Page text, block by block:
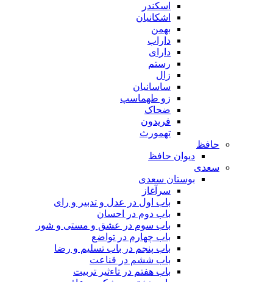
اسکندر
اشکانیان
بهمن
داراب
دارای
رستم
زال
ساسانیان
زو طهماسپ‏
ضحاک
فریدون
تهمورث
حافظ
دیوان حافظ
سعدی
بوستان سعدی
سرآغاز
باب اول در عدل و تدبیر و رای
باب دوم در احسان
باب سوم در عشق و مستی و شور
باب چهارم در تواضع
باب پنجم در باب تسلیم و رضا
باب ششم در قناعت
باب هفتم در تاءثیر تربیت